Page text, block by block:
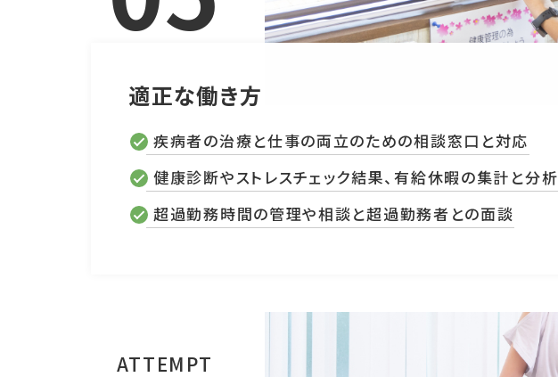
適正な働き方
疾病者の治療と仕事の両立のための相談窓口と対応
健康診断やストレスチェック結果、有給休暇の集計と分析
超過勤務時間の管理や相談と超過勤務者との面談
ATTEMPT